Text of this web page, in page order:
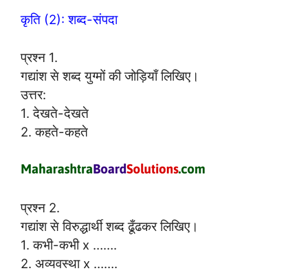
कृति (2): शब्द-संपदा
प्रश्न 1.
गद्यांश से शब्द युग्मों की जोड़ियाँ लिखिए।
उत्तर:
1. देखते-देखते
2. कहते-कहते
प्रश्न 2.
गद्यांश से विरुद्धार्थी शब्द ढूँढकर लिखिए।
1. कभी-कभी x …….
2. अव्यवस्था x …….